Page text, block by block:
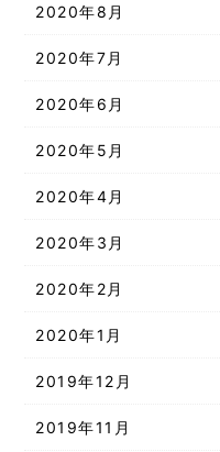
2020年8月
2020年7月
2020年6月
2020年5月
2020年4月
2020年3月
2020年2月
2020年1月
2019年12月
2019年11月